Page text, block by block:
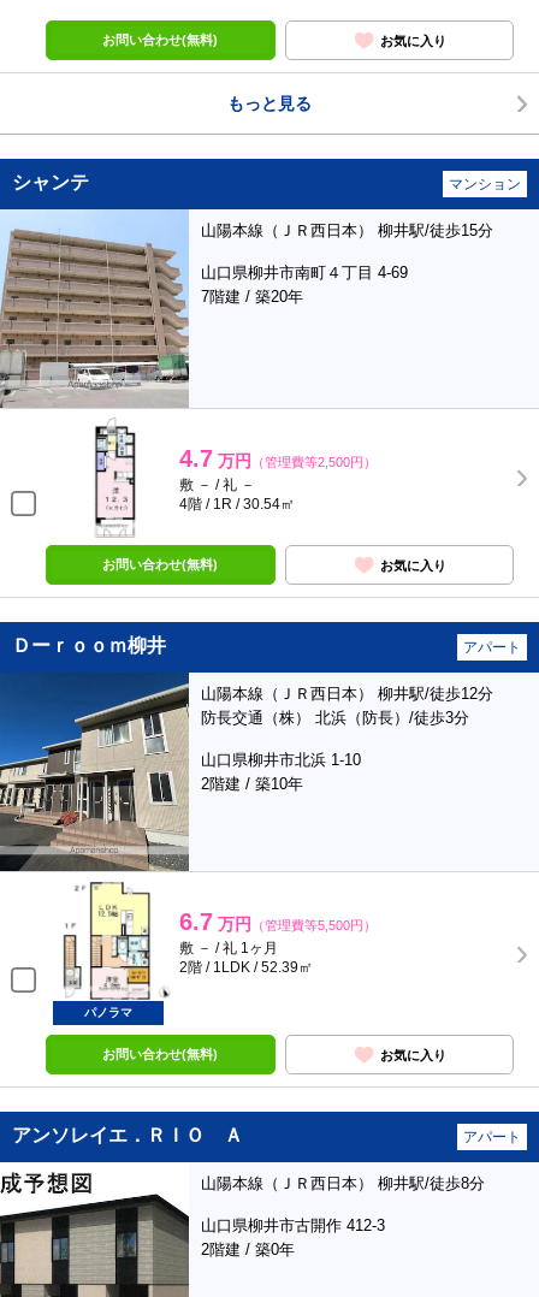
お問い合わせ(無料) お気に入り
もっと見る
シャンテ マンション
山陽本線（ＪＲ西日本） 柳井駅/徒歩15分
山口県柳井市南町４丁目 4-69
7階建 / 築20年
4.7 万円 （管理費等2,500円）
敷 － / 礼 －
4階 / 1R / 30.54㎡
お問い合わせ(無料) お気に入り
Ｄーｒｏｏｍ柳井 アパート
山陽本線（ＪＲ西日本） 柳井駅/徒歩12分
防長交通（株） 北浜（防長）/徒歩3分
山口県柳井市北浜 1-10
2階建 / 築10年
6.7 万円 （管理費等5,500円）
敷 － / 礼 1ヶ月
2階 / 1LDK / 52.39㎡
パノラマ
お問い合わせ(無料) お気に入り
アンソレイエ．ＲＩＯ Ａ アパート
山陽本線（ＪＲ西日本） 柳井駅/徒歩8分
山口県柳井市古開作 412-3
2階建 / 築0年